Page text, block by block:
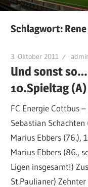
Schlagwort:
3. Oktober 2011
Und sonst
10.Spieltag
FC Energie Cottbus
Sebastian Schachten
Marius Ebbers (76.),
Marius Ebbers (86.,
Ligen insgesamt!)
St.Paulianer)